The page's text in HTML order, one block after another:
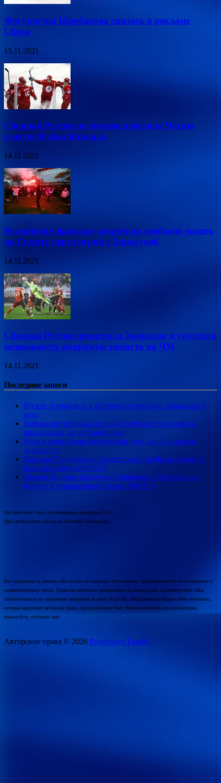
Фигуристка Щербакова снялась в рекламе
Сбера
15.11.2021
Сборная России по хоккею победила Чехию
в матче Кубка Карьяла
14.11.2021
Российским фанатам запретили свободно ходить
по Сплиту перед игрой с Хорватией
14.11.2021
Сборная России проиграла Хорватии и упустила
возможность напрямую попасть на ЧМ
14.11.2021
Последние записи
Музею Ахматовой в Петербурге вернули пропавшего
кота
Попова потребовала от родителей контролировать
школьников на дистанционке
Муж и жена стали родителями трех пар близнецов
за пять лет
Наталья Подольская похвасталась стройным телом на
фоне фаст-фуда (ФОТО)
Николь Кидман продемонстрировала потрясающую
фигуру в откровенном платье (ФОТО)
На сайте могут быть опубликованы материалы 18+!
При цитировании ссылка на источник обязательна.
Все материалы на данном сайте взяты из открытых источников и предоставляются исключительно в
ознакомительных целях. Права на материалы принадлежат их владельцам. Администрация сайта
ответственности за содержание материала не несет. Если Вы обнаружили на нашем сайте материалы,
которые нарушают авторские права, принадлежащие Вам, Вашей компании или организации,
пожалуйста, сообщите нам.
Авторские права © 2026 Progressive Family..